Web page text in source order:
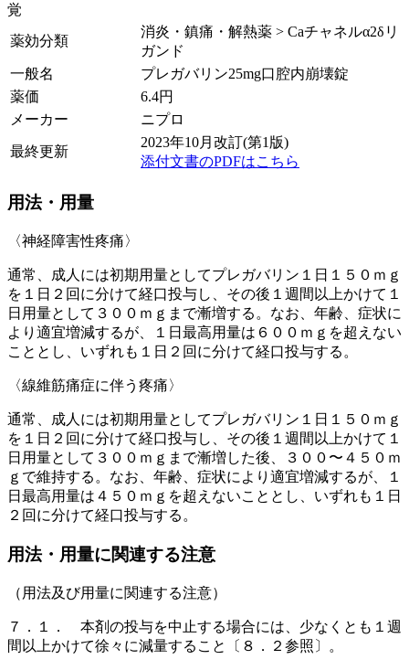
覚
薬効分類
消炎・鎮痛・解熱薬 > Caチャネルα2δリ
ガンド
一般名
プレガバリン25mg口腔内崩壊錠
薬価
6.4円
メーカー
ニプロ
最終更新
2023年10月改訂(第1版)
添付文書のPDFはこちら
用法・用量
〈神経障害性疼痛〉
通常、成人には初期用量としてプレガバリン１日１５０ｍｇ
を１日２回に分けて経口投与し、その後１週間以上かけて１
日用量として３００ｍｇまで漸増する。なお、年齢、症状に
より適宜増減するが、１日最高用量は６００ｍｇを超えない
こととし、いずれも１日２回に分けて経口投与する。
〈線維筋痛症に伴う疼痛〉
通常、成人には初期用量としてプレガバリン１日１５０ｍｇ
を１日２回に分けて経口投与し、その後１週間以上かけて１
日用量として３００ｍｇまで漸増した後、３００〜４５０ｍ
ｇで維持する。なお、年齢、症状により適宜増減するが、１
日最高用量は４５０ｍｇを超えないこととし、いずれも１日
２回に分けて経口投与する。
用法・用量に関連する注意
（用法及び用量に関連する注意）
７．１． 本剤の投与を中止する場合には、少なくとも１週
間以上かけて徐々に減量すること〔８．２参照〕。